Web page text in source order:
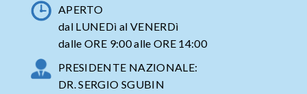
APERTO
dal LUNEDì al VENERDì
dalle ORE 9:00 alle ORE 14:00
PRESIDENTE NAZIONALE:
DR. SERGIO SGUBIN